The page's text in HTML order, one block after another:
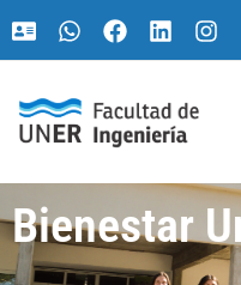
al
contenido
Bienestar